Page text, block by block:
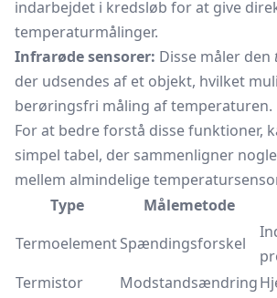
indarbejdet i kredsløb for at give
temperaturmålinger.
Infrarøde sensorer: Disse måler den
der udsendes af et objekt, hvilket
berøringsfri måling af temperaturen.
For at bedre forstå disse funktioner,
simpel tabel, der sammenligner
mellem almindelige
Type
Målemetode
TermoelementSpændingsforskel
Termistor
Modstandsændring